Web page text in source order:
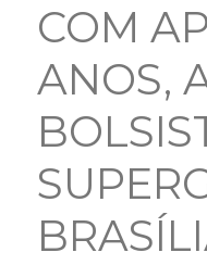
COM
ANOS,